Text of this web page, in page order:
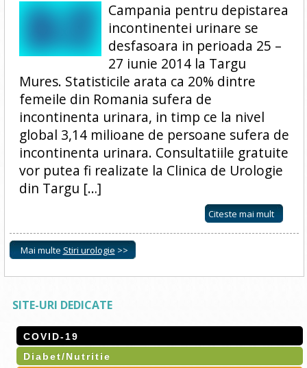
Campania pentru depistarea
incontinentei urinare se
desfasoara in perioada 25 –
27 iunie 2014 la Targu
Mures. Statisticile arata ca 20% dintre
femeile din Romania sufera de
incontinenta urinara, in timp ce la nivel
global 3,14 milioane de persoane sufera de
incontinenta urinara. Consultatiile gratuite
vor putea fi realizate la Clinica de Urologie
din Targu […]
Citeste mai mult
Mai multe Stiri urologie >>
SITE-URI DEDICATE
COVID-19
Diabet/Nutritie